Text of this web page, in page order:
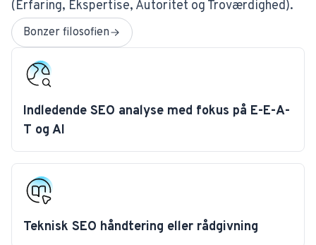
(Erfaring, Ekspertise, Autoritet og Troværdighed).
Bonzer filosofien
Indledende SEO analyse med fokus på E-E-A-
T og AI
Teknisk SEO håndtering eller rådgivning